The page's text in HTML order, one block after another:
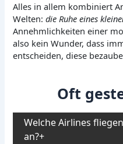
Alles in allem kombiniert
Welten:die Ruhe eines
Annehmlichkeiten einer
also kein Wunder, dass
entscheiden, diese
Oft
Welche Airlines
an?